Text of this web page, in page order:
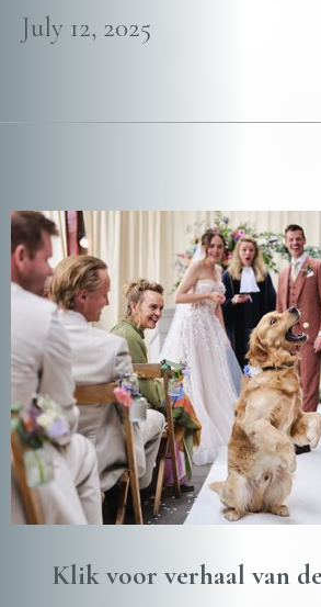
July 12, 2025
Klik voor verhaal van